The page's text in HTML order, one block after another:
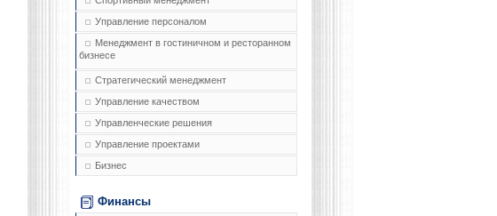
Управление персоналом
Менеджмент в гостиничном и ресторанном
бизнесе
Стратегический менеджмент
Управление качеством
Управленческие решения
Управление проектами
Бизнес
Финансы